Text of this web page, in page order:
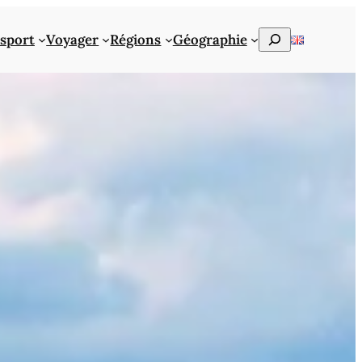
Voyager Régions Géographie Rechercher